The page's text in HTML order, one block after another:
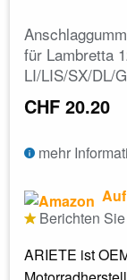
für Lambretta
LI/LIS/SX/DL/
CHF 20.20
mehr
Berichten
ARIETE ist